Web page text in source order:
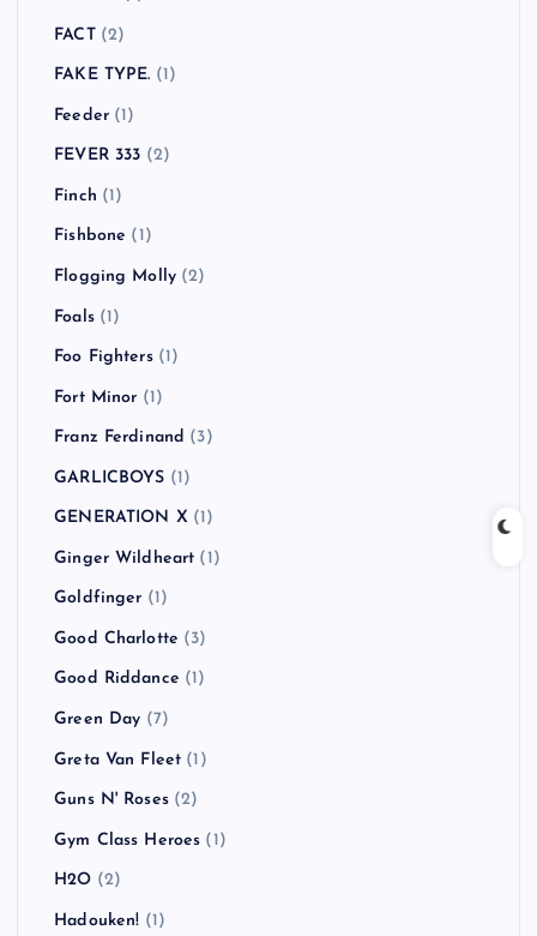
FACT(2)
FAKE TYPE. (1)
Feeder(1)
FEVER 333 (2)
Finch (1)
Fishbone (1)
Flogging Molly (2)
Foals(1)
Foo Fighters(1)
Fort Minor (1)
Franz Ferdinand (3)
GARLICBOYS (1)
GENERATION X (1)
Ginger Wildheart (1)
Goldfinger (1)
Good Charlotte (3)
Good Riddance (1)
Green Day (7)
Greta Van Fleet (1)
Guns N' Roses(2)
Gym Class Heroes (1)
H2O (2)
Hadouken! (1)